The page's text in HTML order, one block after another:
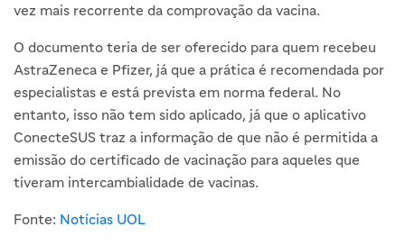
vez mais recorrente da comprovação da vacina.
O documento teria de ser oferecido para quem recebeu
AstraZeneca e Pfizer, já que a prática é recomendada por
especialistas e está prevista em norma federal. No
entanto, isso não tem sido aplicado, já que o aplicativo
ConecteSUS traz a informação de que não é permitida a
emissão do certificado de vacinação para aqueles que
tiveram intercambialidade de vacinas.
Fonte: Notícias UOL